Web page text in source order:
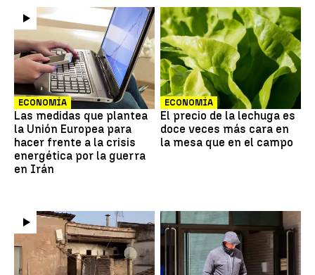
ECONOMÍA
Las medidas que plantea
la Unión Europea para
hacer frente a la crisis
energética por la guerra
en Irán
ECONOMÍA
El precio de la lechuga es
doce veces más cara en
la mesa que en el campo